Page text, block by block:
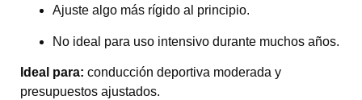
Ajuste algo más rígido al principio.
No ideal para uso intensivo durante muchos años.
Ideal para: conducción deportiva moderada y
presupuestos ajustados.